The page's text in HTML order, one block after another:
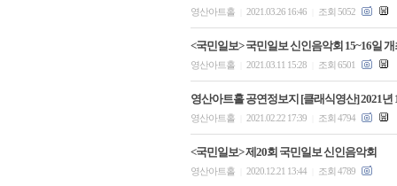
영산아트홀 2021.03.26 16:46 조회 5052
<국민일보> 국민일보 신인음악회 15~16일 개
영산아트홀 2021.03.11 15:28 조회 6501
영산아트홀 공연정보지 [클래식영산] 2021년
영산아트홀 2021.02.22 17:39 조회 4794
<국민일보> 제20회 국민일보 신인음악회
영산아트홀 2020.12.21 13:44 조회 4789